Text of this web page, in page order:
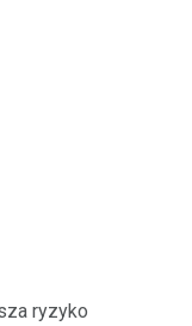
ryzyko